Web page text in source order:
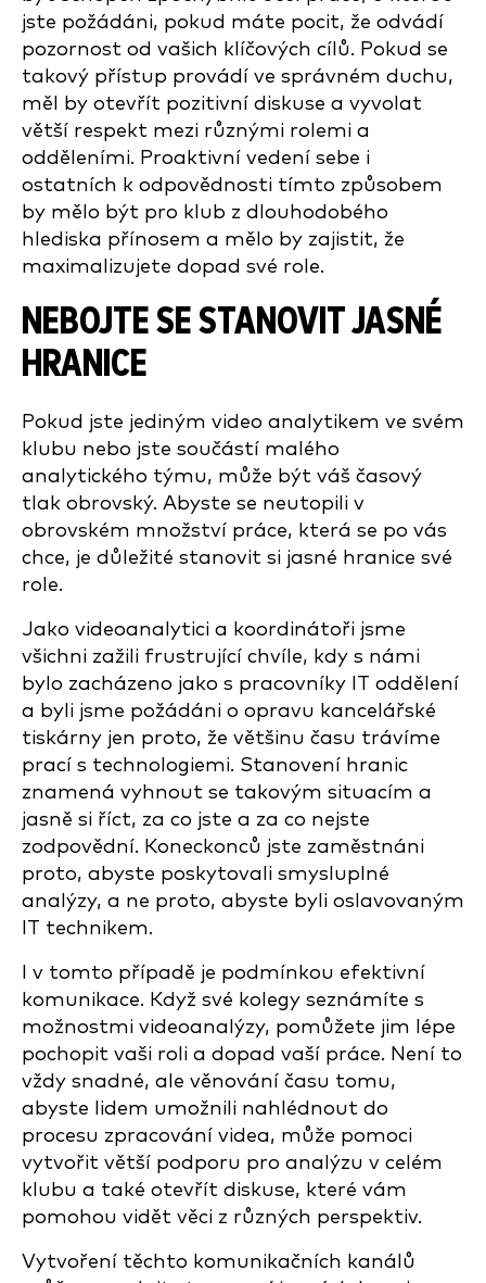
jste požádáni, pokud máte pocit, že odvádí
pozornost od vašich klíčových cílů. Pokud se
takový přístup provádí ve správném duchu,
měl by otevřít pozitivní diskuse a vyvolat
větší respekt mezi různými rolemi a
odděleními. Proaktivní vedení sebe i
ostatních k odpovědnosti tímto způsobem
by mělo být pro klub z dlouhodobého
hlediska přínosem a mělo by zajistit, že
maximalizujete dopad své role.
NEBOJTE SE STANOVIT JASNÉ
HRANICE
Pokud jste jediným video analytikem ve svém
klubu nebo jste součástí malého
analytického týmu, může být váš časový
tlak obrovský. Abyste se neutopili v
obrovském množství práce, která se po vás
chce, je důležité stanovit si jasné hranice své
role.
Jako videoanalytici a koordinátoři jsme
všichni zažili frustrující chvíle, kdy s námi
bylo zacházeno jako s pracovníky IT oddělení
a byli jsme požádáni o opravu kancelářské
tiskárny jen proto, že většinu času trávíme
prací s technologiemi. Stanovení hranic
znamená vyhnout se takovým situacím a
jasně si říct, za co jste a za co nejste
zodpovědní. Koneckonců jste zaměstnáni
proto, abyste poskytovali smysluplné
analýzy, a ne proto, abyste byli oslavovaným
IT technikem.
I v tomto případě je podmínkou efektivní
komunikace. Když své kolegy seznámíte s
možnostmi videoanalýzy, pomůžete jim lépe
pochopit vaši roli a dopad vaší práce. Není to
vždy snadné, ale věnování času tomu,
abyste lidem umožnili nahlédnout do
procesu zpracování videa, může pomoci
vytvořit větší podporu pro analýzu v celém
klubu a také otevřít diskuse, které vám
pomohou vidět věci z různých perspektiv.
Vytvoření těchto komunikačních kanálů